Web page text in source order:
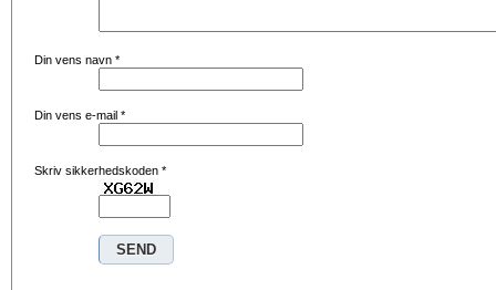
Din vens navn *
Din vens e-mail *
Skriv sikkerhedskoden *